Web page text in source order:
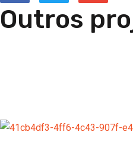
Outros